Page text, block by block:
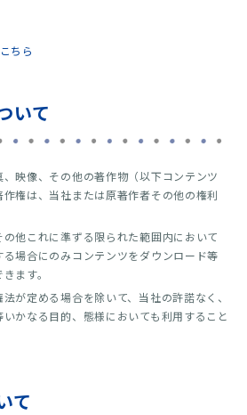
こちら
いて
映像、その他の著作物（以下コンテンツ
権は、当社または原著作者その他の権利
他これに準ずる限られた範囲内において
場合にのみコンテンツをダウンロード等
ます。
が定める場合を除いて、当社の許諾なく、
かなる目的、態様においても利用すること
て